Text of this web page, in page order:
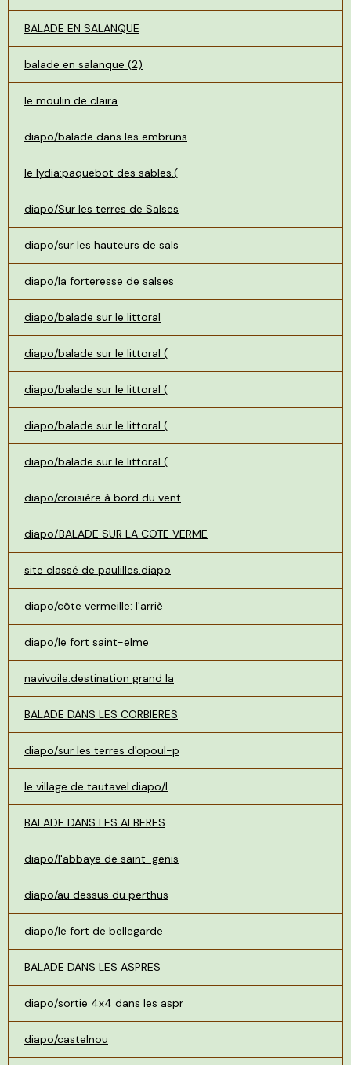
BALADE EN SALANQUE
balade en salanque (2)
le moulin de claira
diapo/balade dans les embruns
le lydia:paquebot des sables.(
diapo/Sur les terres de Salses
diapo/sur les hauteurs de sals
diapo/la forteresse de salses
diapo/balade sur le littoral
diapo/balade sur le littoral (
diapo/balade sur le littoral (
diapo/balade sur le littoral (
diapo/balade sur le littoral (
diapo/croisière à bord du vent
diapo/BALADE SUR LA COTE VERME
site classé de paulilles.diapo
diapo/côte vermeille: l'arriè
diapo/le fort saint-elme
navivoile:destination grand la
BALADE DANS LES CORBIERES
diapo/sur les terres d'opoul-p
le village de tautavel.diapo/l
BALADE DANS LES ALBERES
diapo/l'abbaye de saint-genis
diapo/au dessus du perthus
diapo/le fort de bellegarde
BALADE DANS LES ASPRES
diapo/sortie 4x4 dans les aspr
diapo/castelnou